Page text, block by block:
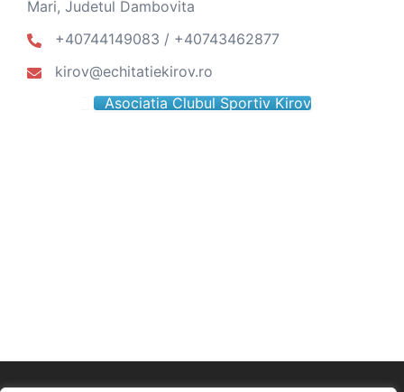
Mari, Judetul Dambovita
+40744149083 / +40743462877
kirov@echitatiekirov.ro
Asociatia Clubul Sportiv Kirov